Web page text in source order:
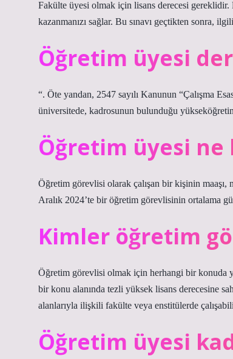
Fakülte üyesi olmak için lisans derecesi
kazanmanızı sağlar. Bu sınavı geçtikten sonra,
Öğretim üyesi
“. Öte yandan, 2547 sayılı Kanunun “Çalışma
üniversitede, kadrosunun bulunduğu
Öğretim üyesi ne
Öğretim görevlisi olarak çalışan bir kişinin
Aralık 2024’te bir öğretim görevlisinin ortalama
Kimler öğretim
Öğretim görevlisi olmak için herhangi bir konuda
bir konu alanında tezli yüksek lisans derecesine
alanlarıyla ilişkili fakülte veya enstitülerde
Öğretim üyesi